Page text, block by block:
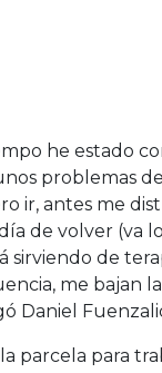
he estado
problemas
ir, antes me
de volver (va
sirviendo de
me bajan
Daniel
parcela para